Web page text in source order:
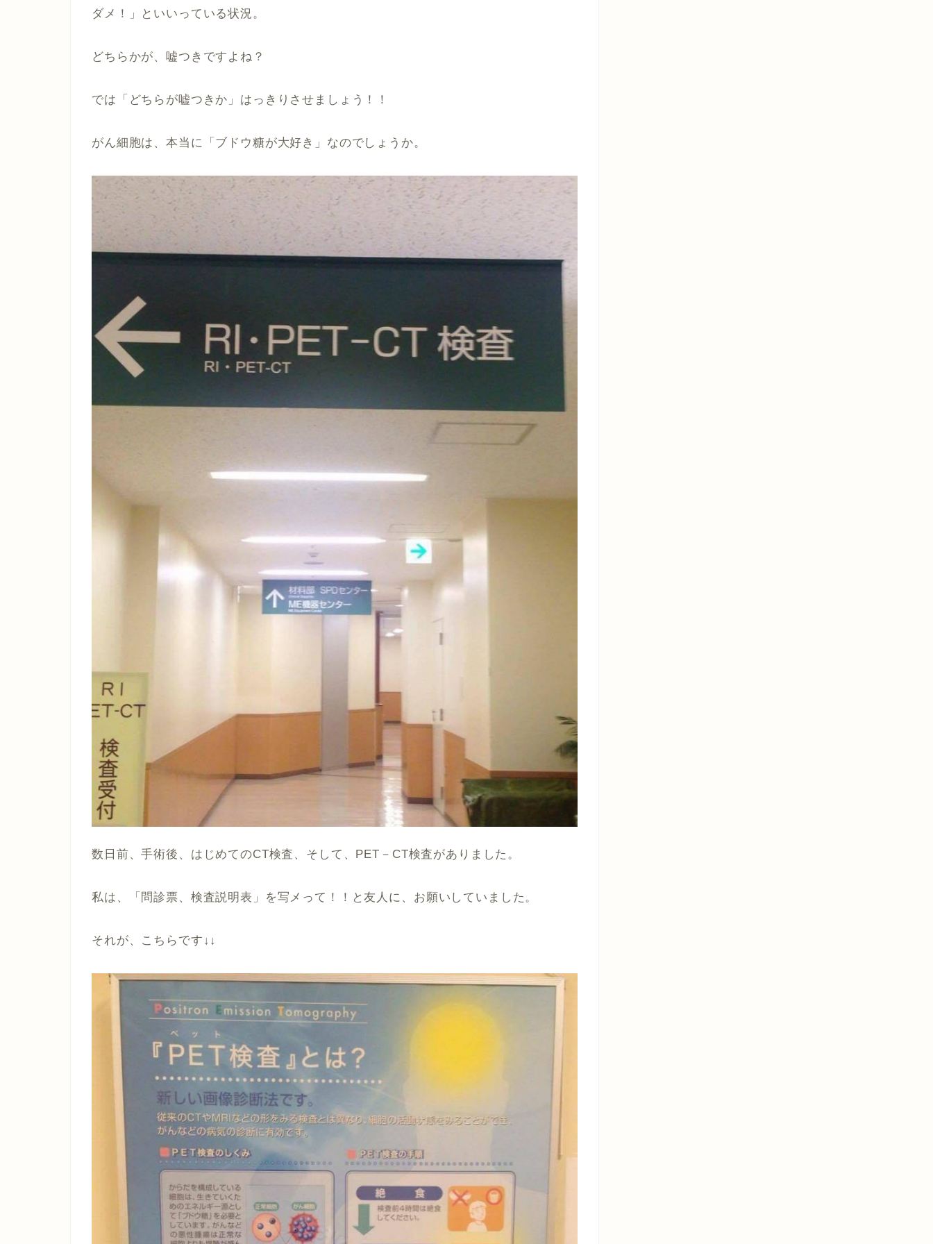
ダメ！」といいっている状況。
どちらかが、嘘つきですよね？
では「どちらが嘘つきか」はっきりさせましょう！！
がん細胞は、本当に「ブドウ糖が大好き」なのでしょうか。
数日前、手術後、はじめてのCT検査、そして、PET－CT検査がありました。
私は、「問診票、検査説明表」を写メって！！と友人に、お願いしていました。
それが、こちらです↓↓